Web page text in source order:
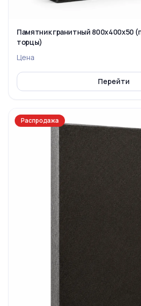
Памятник гранитный 800x400x50
торцы)
Цена
Перейти
Распродажа